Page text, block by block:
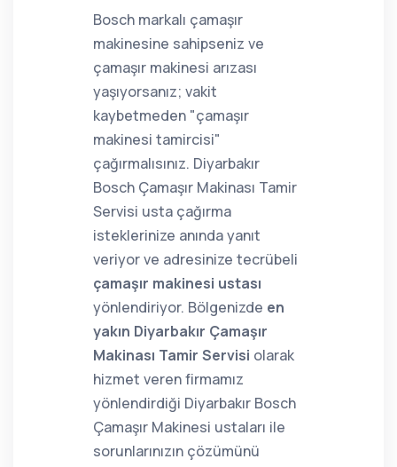
Bosch markalı çamaşır
makinesine sahipseniz ve
çamaşır makinesi arızası
yaşıyorsanız; vakit
kaybetmeden "çamaşır
makinesi tamircisi"
çağırmalısınız. Diyarbakır
Bosch Çamaşır Makinası Tamir
Servisi usta çağırma
isteklerinize anında yanıt
veriyor ve adresinize tecrübeli
çamaşır makinesi ustası
yönlendiriyor. Bölgenizde en
yakın Diyarbakır Çamaşır
Makinası Tamir Servisi olarak
hizmet veren firmamız
yönlendirdiği Diyarbakır Bosch
Çamaşır Makinesi ustaları ile
sorunlarınızın çözümünü